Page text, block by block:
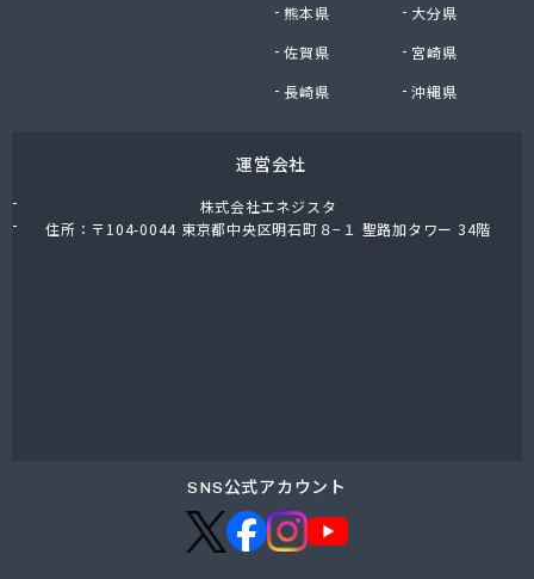
NX商事株式会社 仙台支店
NX商事株式会社仙台支店LPガス部 仙台LPガス事
白ゆり商事株式会社 名取営業本部
白鳥商店
名取岩沼農業協同組合本店
鳴瀬ガス株式会社
熊本県
大分県
佐賀県
宮崎県
長崎県
沖縄県
運営会社
株式会社エネジスタ
住所：〒104-0044 東京都中央区明石町８−１ 聖路加タワー 34階
SNS公式アカウント